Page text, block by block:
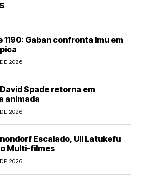
1190: Gaban confronta Imu em
2026
Spade retorna em
animada
2026
Escalado, Uli Latukefu
Multi-filmes
2026